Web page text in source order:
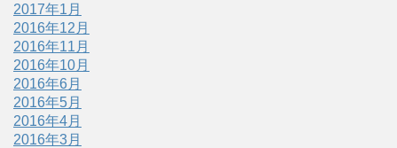
2017年1月
2016年12月
2016年11月
2016年10月
2016年6月
2016年5月
2016年4月
2016年3月